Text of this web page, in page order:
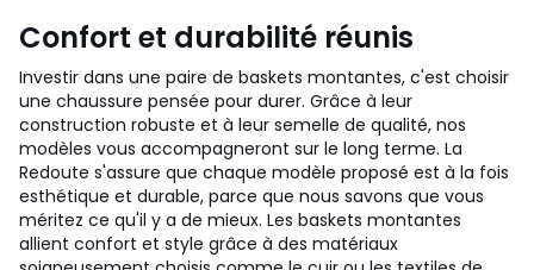
Confort et durabilité réunis
Investir dans une paire de baskets montantes, c'est choisir
une chaussure pensée pour durer. Grâce à leur
construction robuste et à leur semelle de qualité, nos
modèles vous accompagneront sur le long terme. La
Redoute s'assure que chaque modèle proposé est à la fois
esthétique et durable, parce que nous savons que vous
méritez ce qu'il y a de mieux. Les baskets montantes
allient confort et style grâce à des matériaux